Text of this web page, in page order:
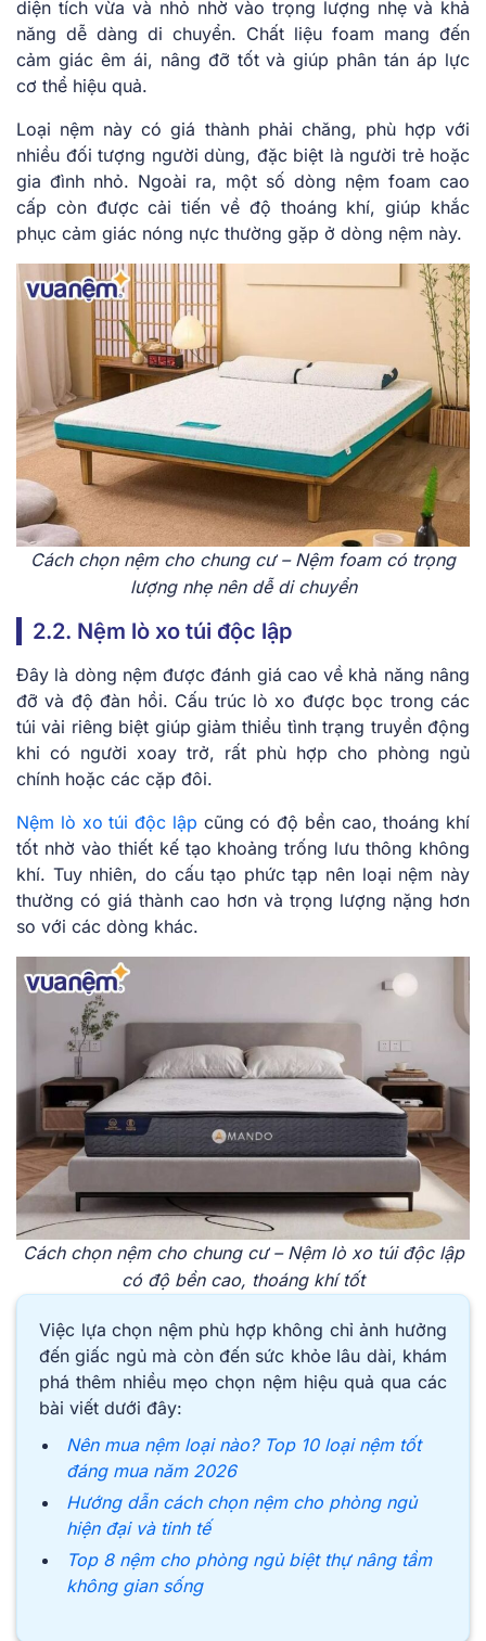
diện tích vừa và nhỏ nhờ vào trọng lượng nhẹ và khả
năng dễ dàng di chuyển. Chất liệu foam mang đến
cảm giác êm ái, nâng đỡ tốt và giúp phân tán áp lực
cơ thể hiệu quả.
Loại nệm này có giá thành phải chăng, phù hợp với
nhiều đối tượng người dùng, đặc biệt là người trẻ hoặc
gia đình nhỏ. Ngoài ra, một số dòng nệm foam cao
cấp còn được cải tiến về độ thoáng khí, giúp khắc
phục cảm giác nóng nực thường gặp ở dòng nệm này.
Cách chọn nệm cho chung cư – Nệm foam có trọng
lượng nhẹ nên dễ di chuyển
2.2. Nệm lò xo túi độc lập
Đây là dòng nệm được đánh giá cao về khả năng nâng
đỡ và độ đàn hồi. Cấu trúc lò xo được bọc trong các
túi vải riêng biệt giúp giảm thiểu tình trạng truyền động
khi có người xoay trở, rất phù hợp cho phòng ngủ
chính hoặc các cặp đôi.
Nệm lò xo túi độc lập cũng có độ bền cao, thoáng khí
tốt nhờ vào thiết kế tạo khoảng trống lưu thông không
khí. Tuy nhiên, do cấu tạo phức tạp nên loại nệm này
thường có giá thành cao hơn và trọng lượng nặng hơn
so với các dòng khác.
Cách chọn nệm cho chung cư – Nệm lò xo túi độc lập
có độ bền cao, thoáng khí tốt
Việc lựa chọn nệm phù hợp không chỉ ảnh hưởng
đến giấc ngủ mà còn đến sức khỏe lâu dài, khám
phá thêm nhiều mẹo chọn nệm hiệu quả qua các
bài viết dưới đây:
Nên mua nệm loại nào? Top 10 loại nệm tốt
đáng mua năm 2026
Hướng dẫn cách chọn nệm cho phòng ngủ
hiện đại và tinh tế
Top 8 nệm cho phòng ngủ biệt thự nâng tầm
không gian sống